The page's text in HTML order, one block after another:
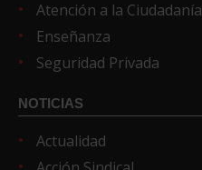
Atención a la Ciudadanía
Enseñanza
Seguridad Privada
NOTICIAS
Actualidad